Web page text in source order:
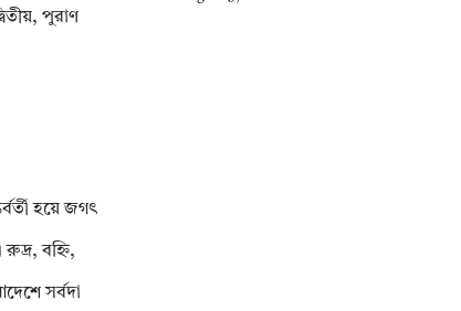
পুরাণ
হয়ে জগৎ
বহ্নি,
সর্বদা